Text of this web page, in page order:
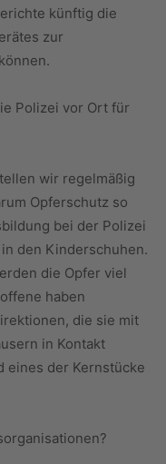
künftig die
zur
Polizei vor Ort für
wir regelmäßig
Opferschutz so
bei der Polizei
den Kinderschuhen.
die Opfer viel
haben
die sie mit
in Kontakt
eines der Kernstücke